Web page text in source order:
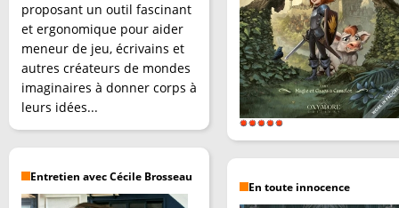
proposant un outil fascinant
et ergonomique pour aider
meneur de jeu, écrivains et
autres créateurs de mondes
imaginaires à donner corps à
leurs idées...
Entretien avec Cécile Brosseau
En toute innocence